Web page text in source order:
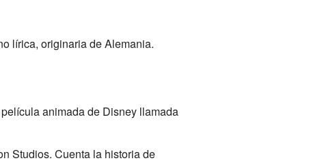
lírica, originaria de Alemania.
animada de Disney llamada
Studios. Cuenta la historia de